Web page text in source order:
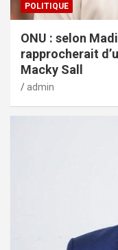
POLITIQUE
ONU : selon
rapprocherait
Macky Sall
admin